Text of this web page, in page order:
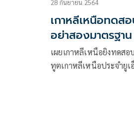
28 กันยายน 2564
เกาหลีเหนือทดส
อย่าสองมาตรฐาน
เผยเกาหลีเหนือยิงทดส
ทูตเกาหลีเหนือประจำยู